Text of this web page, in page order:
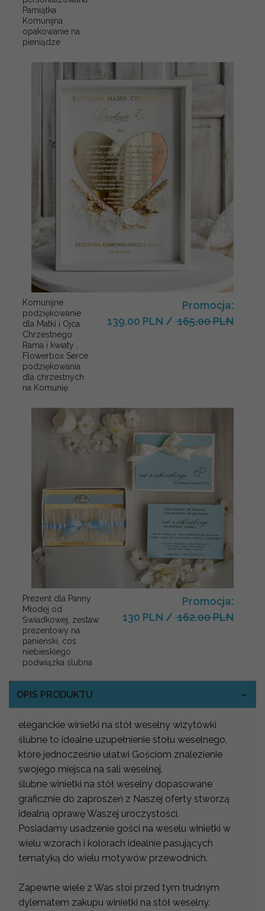
Pamiątka
Komunijna
opakowanie na
pieniądze
Komunijne
podziękowanie
dla Matki i Ojca
Chrzestnego
Rama i kwiaty ,
Flowerbox Serce
podziękowania
dla chrzestnych
na Komunię
Promocja:
139.00 PLN / 165.00 PLN
Prezent dla Panny
Młodej od
Świadkowej, zestaw
prezentowy na
panieński, cos
niebieskiego
podwiązka ślubna
Promocja:
130 PLN / 162.00 PLN
OPIS PRODUKTU
eleganckie winietki na stół weselny wizytówki
ślubne to idealne uzupełnienie stołu weselnego,
które jednocześnie ułatwi Gościom znalezienie
swojego miejsca na sali weselnej.
ślubne winietki na stół weselny dopasowane
graficznie do zaproszeń z Naszej oferty stworzą
idealną oprawę Waszej uroczystości.
Posiadamy usadzenie gości na weselu winietki w
wielu wzorach i kolorach idealnie pasujących
tematyką do wielu motywów przewodnich.
Zapewne wiele z Was stoi przed tym trudnym
dylematem zakupu winietki na stół weselny.